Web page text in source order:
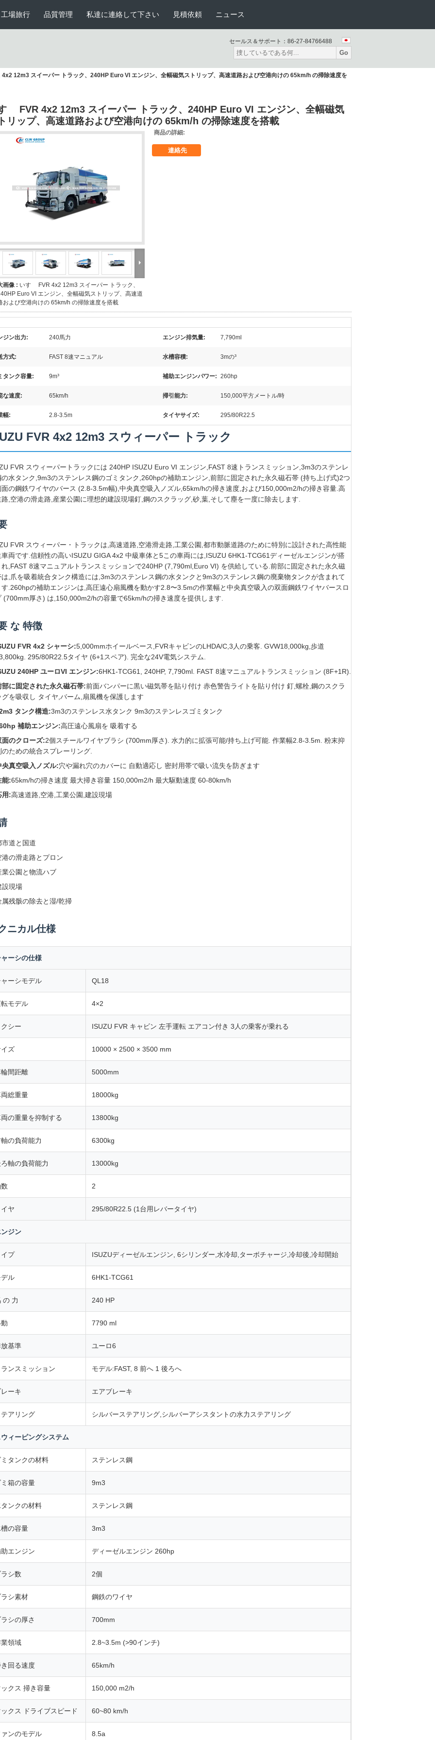
工場旅行 品質管理 私達に連絡して下さい 見積依頼 ニュース
セールス＆サポート： 86-27-84766488
Go
4x2 12m3 スイーパー トラック、240HP Euro VI エンジン、全幅磁気ストリップ、高速道路および空港向けの 65km/h の掃除速度を
ゞ FVR 4x2 12m3 スイーパー トラック、240HP Euro VI エンジン、全幅磁気
リップ、高速道路および空港向けの 65km/h の掃除速度を搭載
画像 : いすゞ FVR 4x2 12m3 スイーパー トラック、
Euro VI エンジン、全幅磁気ストリップ、高速道
および空港向けの 65km/h の掃除速度を搭載
商品の詳細:
連絡先
ジン出力: 240馬力 エンジン排気量: 7,790ml
方式: FAST 8速マニュアル 水槽容積: 3mの³
タンク容量: 9m³ 補助エンジンパワー: 260hp
な速度: 65km/h 掃引能力: 150,000平方メートル/時
幅: 2.8-3.5m タイヤサイズ: 295/80R22.5
FVR 4x2 12m3 スウィーパー トラック
FVR スウィーパートラックには 240HP ISUZU Euro VI エンジン,FAST 8速トランスミッション,3m3のステンレ
の水タンク,9m3のステンレス鋼のゴミタンク,260hpの補助エンジン,前部に固定された永久磁石帯 (持ち上げ式)2つ
面の鋼鉄ワイヤのバース (2.8-3.5m幅),中央真空吸入ノズル,65km/hの掃き速度,および150,000m2/hの掃き容量.高
,空港の滑走路,産業公園に理想的建設現場釘,鋼のスクラッグ,砂,葉,そして塵を一度に除去します.
FVR スウィーパー・トラックは,高速道路,空港滑走路,工業公園,都市動脈道路のために特別に設計された高性能
車両です.信頼性の高いISUZU GIGA 4x2 中級車体と5この車両には,ISUZU 6HK1-TCG61ディーゼルエンジンが搭
れ,FAST 8速マニュアルトランスミッションで240HP (7,790ml,Euro VI) を供給している.前部に固定された永久磁
は,爪を吸着統合タンク構造には,3m3のステンレス鋼の水タンクと9m3のステンレス鋼の廃棄物タンクが含まれて
す.260hpの補助エンジンは,高圧遠心扇風機を動かす2.8〜3.5mの作業幅と中央真空吸入の双面鋼鉄ワイヤバースロ
(700mm厚さ) は,150,000m2/hの容量で65km/hの掃き速度を提供します.
な 特徴
FVR 4x2 シャーシ:5,000mmホイールベース,FVRキャビンのLHDA/C,3人の乗客. GVW18,000kg,歩道
295/80R22.5タイヤ (6+1スペア). 完全な24V電気システム.
240HP ユーロVI エンジン:6HK1-TCG61, 240HP, 7,790ml. FAST 8速マニュアルトランスミッション (8F+1R).
部に固定された永久磁石帯:前面バンパーに黒い磁気帯を貼り付け 赤色警告ライトを貼り付け 釘,螺栓,鋼のスクラ
グを吸収し タイヤ,バーム,扇風機を保護します
タンク構造:3m3のステンレス水タンク 9m3のステンレスゴミタンク
補助エンジン:高圧遠心風扇を 吸着する
面のクローズ:2個スチールワイヤブラシ (700mm厚さ). 水力的に拡張可能/持ち上げ可能. 作業幅2.8-3.5m. 粉末抑
のための統合スプレーリング.
央真空吸入ノズル:穴や漏れ穴のカバーに 自動適応し 密封用帯で吸い流失を防ぎます
能:65km/hの掃き速度 最大掃き容量 150,000m2/h 最大駆動速度 60-80km/h
用:高速道路,空港,工業公園,建設現場
市道と国道
港の滑走路とプロン
業公園と物流ハブ
設現場
属残骸の除去と湿/乾掃
ニカル仕様
ーシの仕様
ーシモデル QL18
モデル 4×2
シー ISUZU FVR キャビン 左手運転 エアコン付き 3人の乗客が乗れる
ズ 10000 × 2500 × 3500 mm
間距離 5000mm
総重量 18000kg
の重量を抑制する 13800kg
の負荷能力 6300kg
軸の負荷能力 13000kg
2
ヤ 295/80R22.5 (1台用レバータイヤ)
ジン
プ ISUZUディーゼルエンジン, 6シリンダー,水冷却,ターボチャージ,冷却後,冷却開始
ル 6HK1-TCG61
の 力 240 HP
7790 ml
基準 ユーロ6
ンスミッション モデル:FAST, 8 前へ 1 後ろへ
ーキ エアブレーキ
アリング シルバーステアリング,シルバーアシスタントの水力ステアリング
ィーピングシステム
タンクの材料 ステンレス鋼
箱の容量 9m3
ンクの材料 ステンレス鋼
の容量 3m3
エンジン ディーゼルエンジン 260hp
シ数 2個
シ素材 鋼鉄のワイヤ
シの厚さ 700mm
領域 2.8~3.5m (>90インチ)
回る速度 65km/h
クス 掃き容量 150,000 m2/h
クス ドライブスピード 60~80 km/h
ンのモデル 8.5a